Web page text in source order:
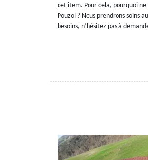
cet item. Pour cela, pourquoi ne
Pouzol ? Nous prendrons soins
besoins, n’hésitez pas à